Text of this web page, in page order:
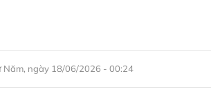
Năm, ngày 18/06/2026 - 00:24